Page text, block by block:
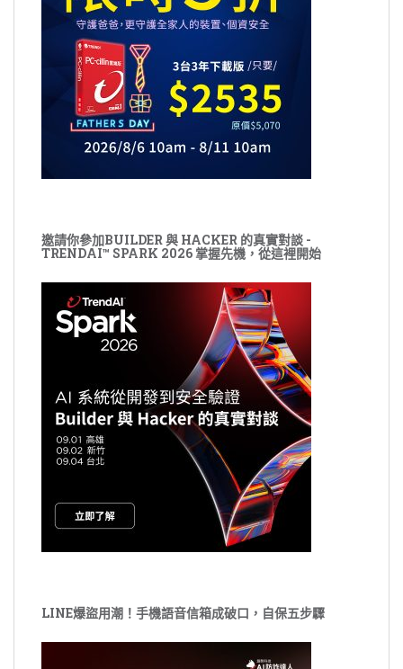
邀請你參加BUILDER 與 HACKER 的真實對談 -
TRENDAI™ SPARK 2026 掌握先機，從這裡開始
LINE爆盜用潮！手機語音信箱成破口，自保五步驟